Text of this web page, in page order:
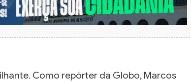
Como repórter da Globo, Marcos